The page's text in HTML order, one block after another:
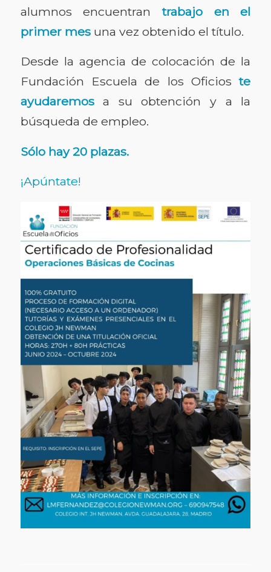
alumnos encuentrantrabajo en el
primer mesuna vez obtenido el título.
Desde la agencia de colocación de la
Fundación Escuela de los Oficios te
ayudaremosa su obtención y a la
búsqueda de empleo.
Sólo hay 20 plazas.
¡Apúntate!